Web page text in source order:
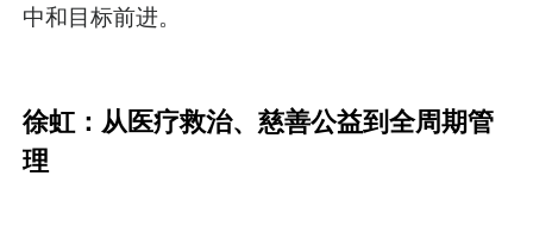
中和目标前进。
徐虹：从医疗救治、慈善公益到全周期管
理